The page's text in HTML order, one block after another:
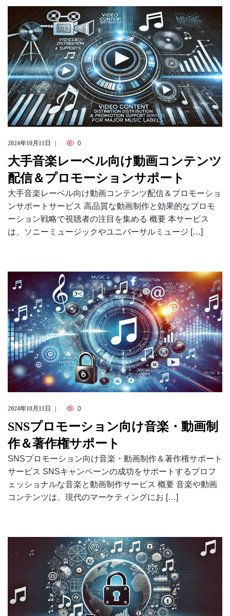
2024年10月11日 0
大手音楽レーベル向け動画コンテンツ
配信＆プロモーションサポート
大手音楽レーベル向け動画コンテンツ配信＆プロモーショ
ンサポートサービス 高品質な動画制作と効果的なプロモ
ーション戦略で視聴者の注目を集める 概要 本サービス
は、ソニーミュージックやユニバーサルミュージ […]
2024年10月11日 0
SNSプロモーション向け音楽・動画制
作＆著作権サポート
SNSプロモーション向け音楽・動画制作＆著作権サポート
サービス SNSキャンペーンの成功をサポートするプロフ
ェッショナルな音楽と動画制作サービス 概要 音楽や動画
コンテンツは、現代のマーケティングにお […]